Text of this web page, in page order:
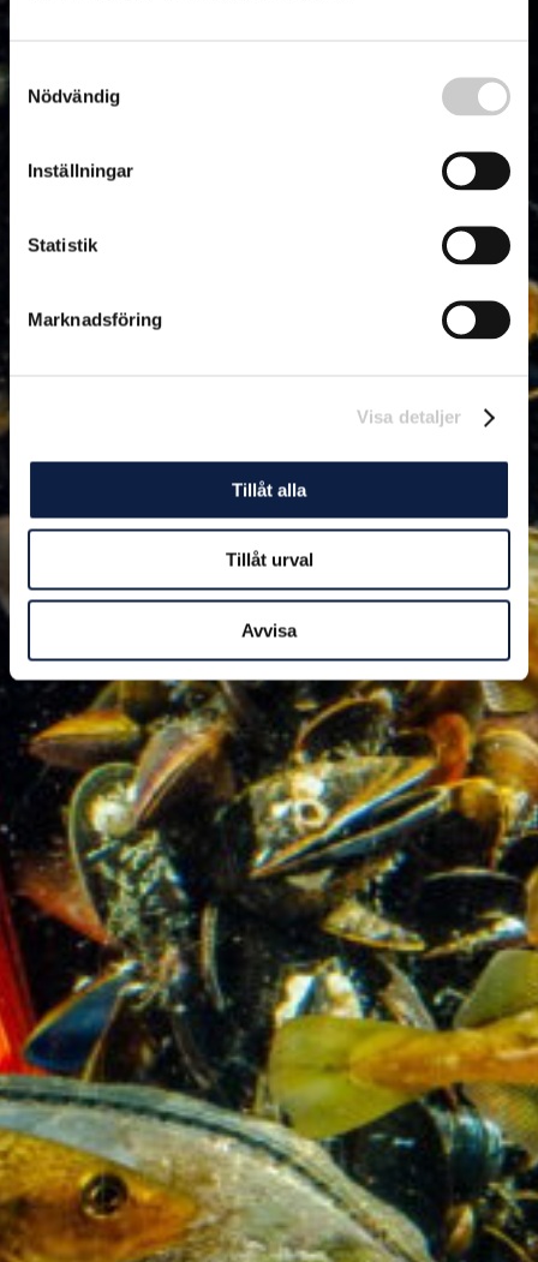
Samtyckesval
Nödvändig
Inställningar
Statistik
Marknadsföring
Visa detaljer
Tillåt alla
Tillåt urval
Avvisa